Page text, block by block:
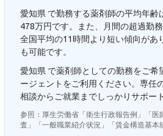
愛知県 で勤務する薬剤師の平均年齢
478万円です。また、月間の超過勤
全国平均の11時間より短い傾向があ
も可能です。
愛知県 で薬剤師としての勤務をご希
ージェントをご利用ください。専任
相談からご就業までしっかりサポー
参照：厚生労働省「衛生行政報告例」「医
査」「一般職業紹介状況」「賃金構造基本